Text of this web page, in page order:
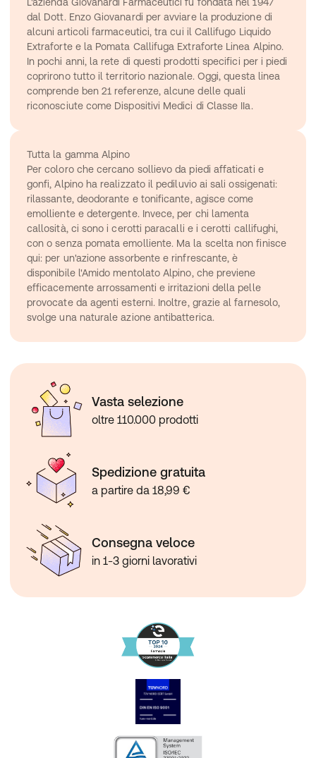
dal Dott. Enzo Giovanardi per avviare la produzione di
alcuni articoli farmaceutici, tra cui il Callifugo Liquido
Extraforte e la Pomata Callifuga Extraforte Linea Alpino.
In pochi anni, la rete di questi prodotti specifici per i piedi
coprirono tutto il territorio nazionale. Oggi, questa linea
comprende ben 21 referenze, alcune delle quali
riconosciute come Dispositivi Medici di Classe IIa.
Tutta la gamma Alpino
Per coloro che cercano sollievo da piedi affaticati e
gonfi, Alpino ha realizzato il pediluvio ai sali ossigenati:
rilassante, deodorante e tonificante, agisce come
emolliente e detergente. Invece, per chi lamenta
callosità, ci sono i cerotti paracalli e i cerotti callifughi,
con o senza pomata emolliente. Ma la scelta non finisce
qui: per un'azione assorbente e rinfrescante, è
disponibile l'Amido mentolato Alpino, che previene
efficacemente arrossamenti e irritazioni della pelle
provocate da agenti esterni. Inoltre, grazie al farnesolo,
svolge una naturale azione antibatterica.
Vasta selezione
oltre 110.000 prodotti
Spedizione gratuita
a partire da 18,99 €
Consegna veloce
in 1-3 giorni lavorativi